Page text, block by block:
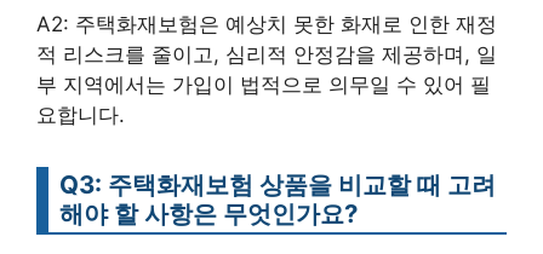
A2: 주택화재보험은 예상치 못한 화재로 인한 재정
적 리스크를 줄이고, 심리적 안정감을 제공하며, 일
부 지역에서는 가입이 법적으로 의무일 수 있어 필
요합니다.
Q3: 주택화재보험 상품을 비교할 때 고려
해야 할 사항은 무엇인가요?